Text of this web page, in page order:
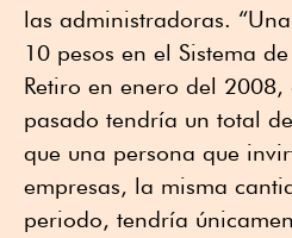
las administradoras.
10 pesos en el Sistema
Retiro en enero del
pasado tendría un total
que una persona que
empresas, la misma
periodo, tendría